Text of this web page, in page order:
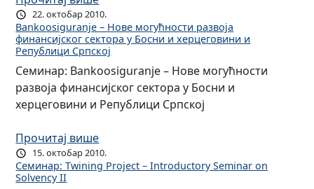
22. октобар 2010.
Bankoosiguranje – Нове могућности развоја
финансијског сектора у Босни и херцеговини и
Републици Српској
Семинар: Bankoosiguranje – Нове могућности
развоја финансијског сектора у Босни и
херцеговини и Републици Српској
Прочитај више
15. октобар 2010.
Семинар: Twining Project – Introductory Seminar on
Solvency II